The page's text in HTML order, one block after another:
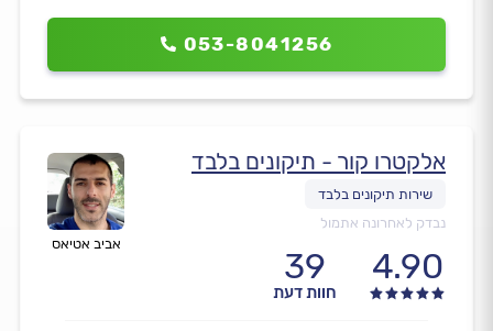
053-8041256
אביב אטיאס
אלקטרו קור - תיקונים בלבד
נבדק לאחרונה אתמול
4.90
39
חוות דעת